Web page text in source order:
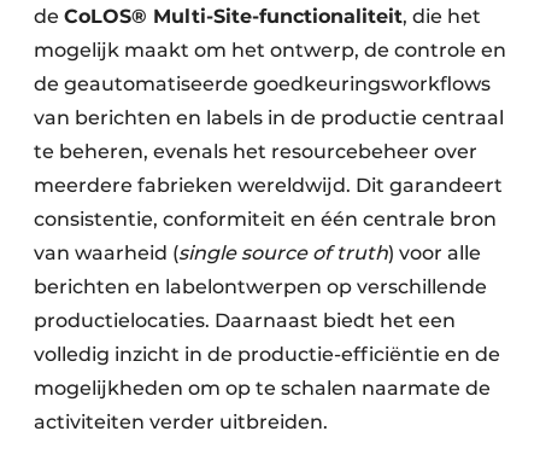
de CoLOS® Multi-Site-functionaliteit, die het
mogelijk maakt om het ontwerp, de controle en
de geautomatiseerde goedkeuringsworkflows
van berichten en labels in de productie centraal
te beheren, evenals het resourcebeheer over
meerdere fabrieken wereldwijd. Dit garandeert
consistentie, conformiteit en één centrale bron
van waarheid (single source of truth) voor alle
berichten en labelontwerpen op verschillende
productielocaties. Daarnaast biedt het een
volledig inzicht in de productie-efficiëntie en de
mogelijkheden om op te schalen naarmate de
activiteiten verder uitbreiden.